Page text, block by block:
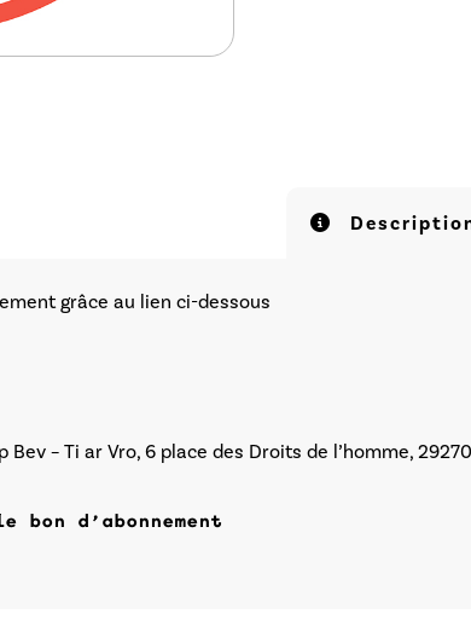
grâce au lien ci-dessous
Bev – Ti ar Vro, 6 place des Droits de l’homme,
d’abonnement